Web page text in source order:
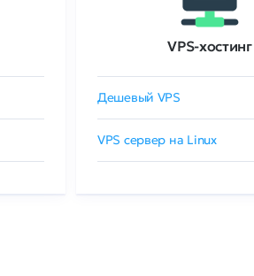
VPS-хостинг
Дешевый VPS
VPS сервер на Linux